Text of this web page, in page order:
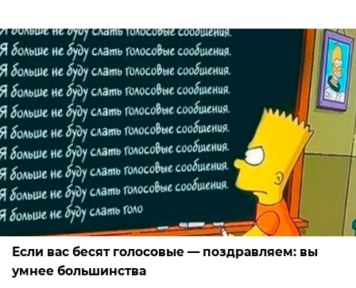
Если вас бесят голосовые — поздравляем: вы
умнее большинства